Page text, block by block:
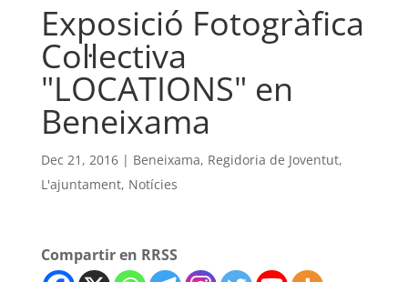
Exposició Fotogràfica
Col·lectiva
"LOCATIONS" en
Beneixama
Dec 21, 2016| Beneixama, Regidoria de Joventut,
L'ajuntament, Notícies
Compartir en RRSS